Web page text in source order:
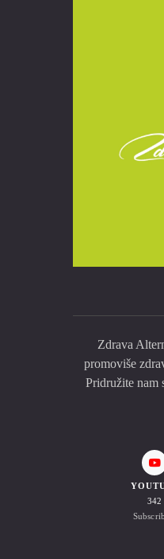
Zdrava
promoviše
Pridružite nam
342